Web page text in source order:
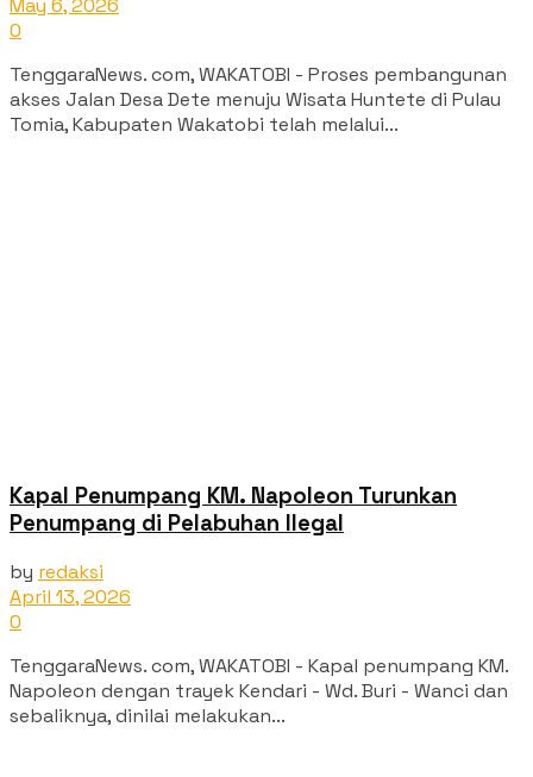
May 6, 2026
0
TenggaraNews. com, WAKATOBI - Proses pembangunan
akses Jalan Desa Dete menuju Wisata Huntete di Pulau
Tomia, Kabupaten Wakatobi telah melalui...
Kapal Penumpang KM. Napoleon Turunkan
Penumpang di Pelabuhan Ilegal
by redaksi
April 13, 2026
0
TenggaraNews. com, WAKATOBI - Kapal penumpang KM.
Napoleon dengan trayek Kendari - Wd. Buri - Wanci dan
sebaliknya, dinilai melakukan...